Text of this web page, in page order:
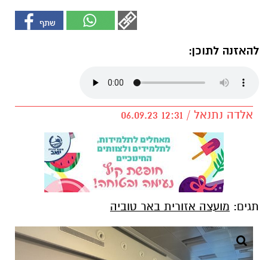
להאזנה לתוכן:
אלדה נתנאל / 12:31 06.09.23
תגים: מועצה אזורית באר טוביה